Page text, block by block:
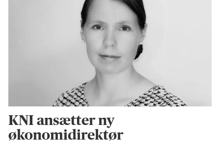
KNI ansætter ny
økonomidirektør